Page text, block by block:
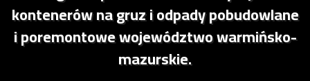
kontenerów na gruz i odpady pobudowlane
i poremontowe województwo warmińsko-
mazurskie.